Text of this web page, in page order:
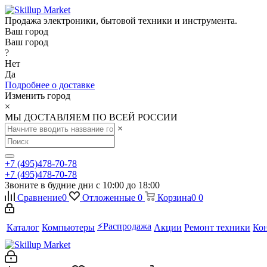
Продажа электроники, бытовой техники и инструмента.
Ваш город
Ваш город
?
Нет
Да
Подробнее о доставке
Изменить город
×
МЫ ДОСТАВЛЯЕМ ПО ВСЕЙ РОССИИ
×
+7 (495)478-70-78
+7 (495)478-70-78
Звоните в будние дни с 10:00 до 18:00
Сравнение0 Отложенные 0 Корзина0 0
Каталог Компьютеры ⚡️Распродажа Акции Ремонт техники